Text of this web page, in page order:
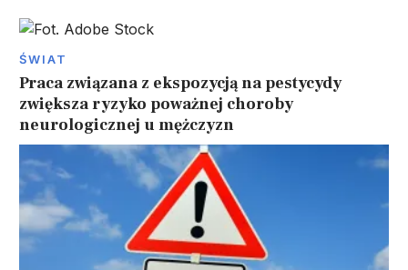
ŚWIAT
Praca związana z ekspozycją na pestycydy
zwiększa ryzyko poważnej choroby
neurologicznej u mężczyzn